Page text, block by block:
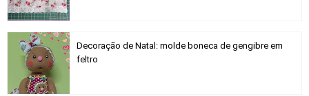
Decoração de Natal: molde boneca de gengibre em
feltro